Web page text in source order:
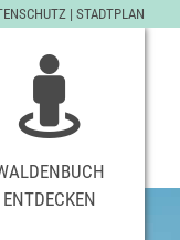
| STADTPLAN
ENTDECKEN